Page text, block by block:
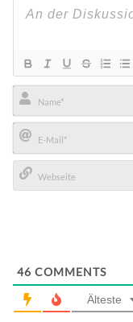
Name*
E-
Mail*
46 COMMENTS
Älteste